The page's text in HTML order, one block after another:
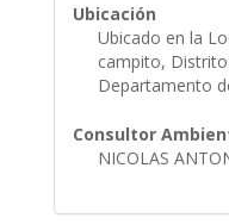
Ubicación
Ubicado en la
campito,
Departamento
Consultor
NICOLAS